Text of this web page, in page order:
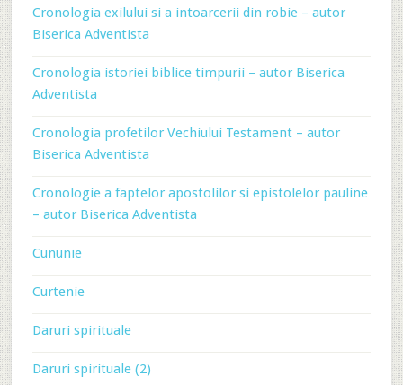
Cronologia exilului si a intoarcerii din robie – autor
Biserica Adventista
Cronologia istoriei biblice timpurii – autor Biserica
Adventista
Cronologia profetilor Vechiului Testament – autor
Biserica Adventista
Cronologie a faptelor apostolilor si epistolelor pauline
– autor Biserica Adventista
Cununie
Curtenie
Daruri spirituale
Daruri spirituale (2)